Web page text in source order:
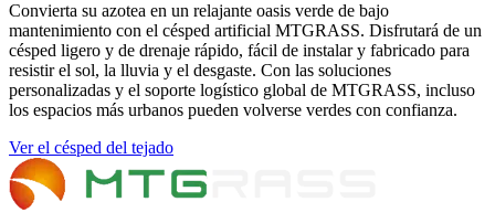
Convierta su azotea en un relajante oasis verde de bajo
mantenimiento con el césped artificial MTGRASS. Disfrutará de un
césped ligero y de drenaje rápido, fácil de instalar y fabricado para
resistir el sol, la lluvia y el desgaste. Con las soluciones
personalizadas y el soporte logístico global de MTGRASS, incluso
los espacios más urbanos pueden volverse verdes con confianza.
Ver el césped del tejado